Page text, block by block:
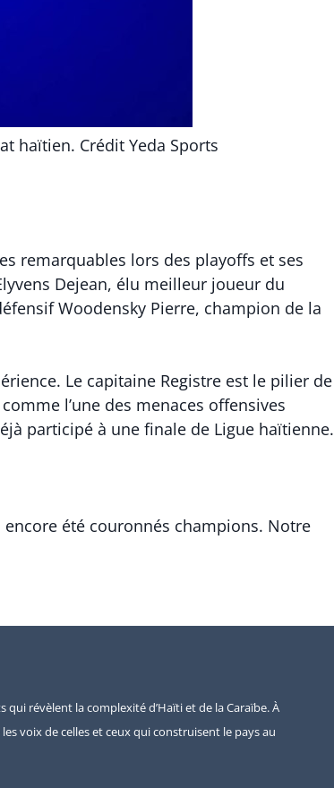
haïtien. Crédit Yeda Sports
remarquables lors des playoffs et ses
Dejean, élu meilleur joueur du
Woodensky Pierre, champion de la
Le capitaine Registre est le pilier de
l’une des menaces offensives
participé à une finale de Ligue haïtienne.
été couronnés champions. Notre
qui révèlent la complexité d’Haïti et de la Caraïbe. À
voix de celles et ceux qui construisent le pays au